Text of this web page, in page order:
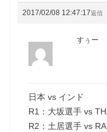
2017/02/08 12:47:17返信
すぅー
日本 vs インド
R1：大坂選手 vs
R2：土居選手 vs